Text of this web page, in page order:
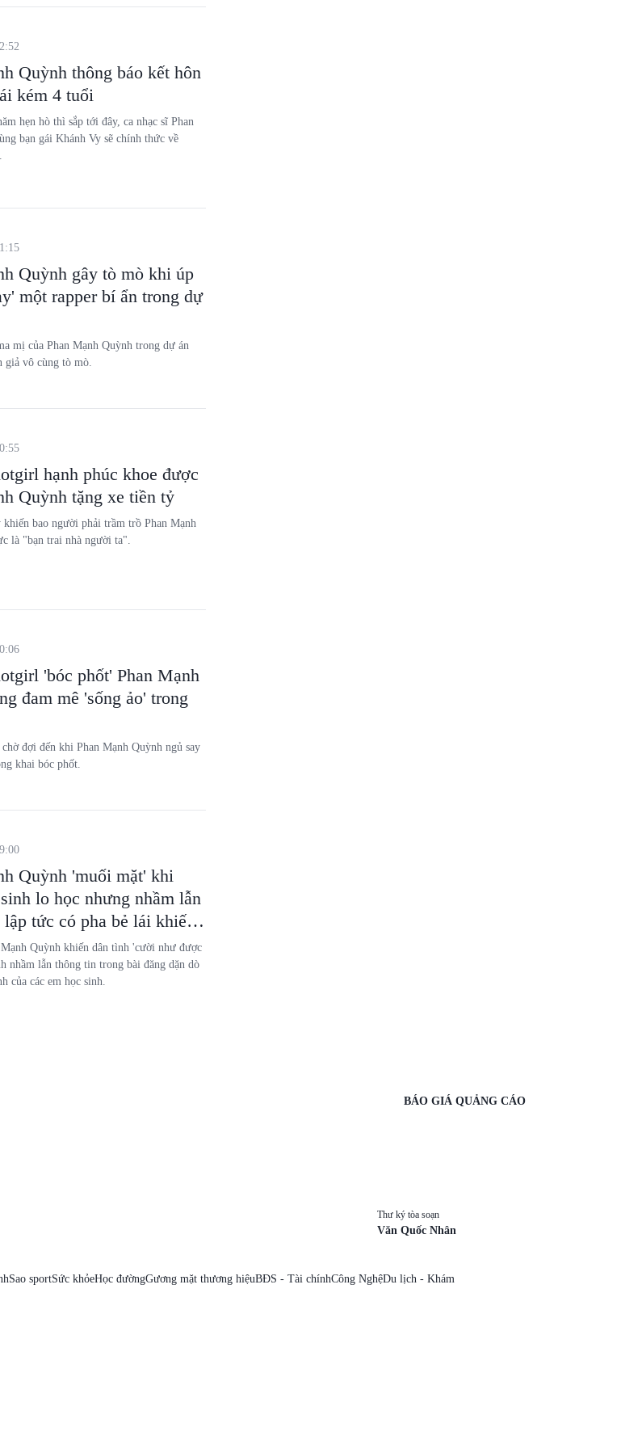
Quỳnh thông báo kết hôn
kém 4 tuổi
hẹn hò thì sắp tới đây, ca nhạc sĩ Phan
bạn gái Khánh Vy sẽ chính thức về
Quỳnh gây tò mò khi úp
một rapper bí ẩn trong dự
mị của Phan Mạnh Quỳnh trong dự án
giả vô cùng tò mò.
hạnh phúc khoe được
Quỳnh tặng xe tiền tỷ
khiến bao người phải trầm trồ Phan Mạnh
là "bạn trai nhà người ta".
'bóc phốt' Phan Mạnh
đam mê 'sống ảo' trong
đợi đến khi Phan Mạnh Quỳnh ngủ say
khai bóc phốt.
Quỳnh 'muối mặt' khi
lo học nhưng nhầm lẫn
tức có pha bẻ lái khiến
cười
Quỳnh khiến dân tình 'cười như được
nhầm lẫn thông tin trong bài đăng dặn dò
của các em học sinh.
BÁO GIÁ QUẢNG CÁO
Thư ký tòa soạn
Văn Quốc Nhân
Sao sportSức khỏeHọc đườngGương mặt thương hiệuBĐS - Tài chínhCông NghệDu lịch - Khám